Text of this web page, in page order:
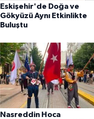
Eskişehir'de Doğa ve
Gökyüzü Aynı Etkinlikte
Buluştu
Nasreddin Hoca